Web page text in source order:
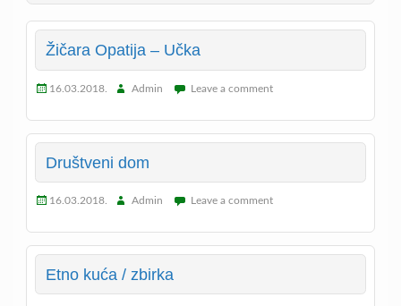
Žičara Opatija – Učka
16.03.2018. Admin Leave a comment
Društveni dom
16.03.2018. Admin Leave a comment
Etno kuća / zbirka